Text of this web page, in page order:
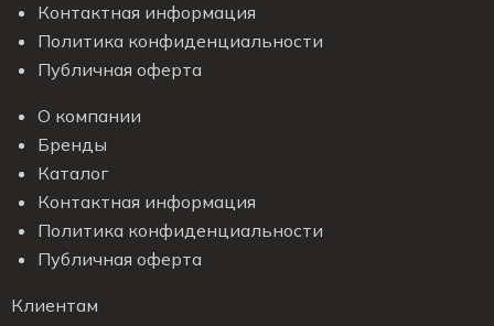
Контактная информация
Политика конфиденциальности
Публичная оферта
О компании
Бренды
Каталог
Контактная информация
Политика конфиденциальности
Публичная оферта
Клиентам